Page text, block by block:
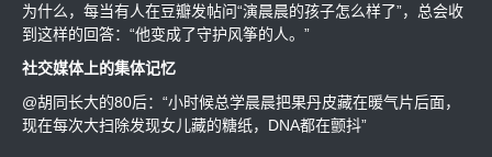
为什么，每当有人在豆瓣发帖问“演晨晨的孩子怎么样了”，总会收
到这样的回答：“他变成了守护风筝的人。”
社交媒体上的集体记忆
@胡同长大的80后：“小时候总学晨晨把果丹皮藏在暖气片后面，
现在每次大扫除发现女儿藏的糖纸，DNA都在颤抖”